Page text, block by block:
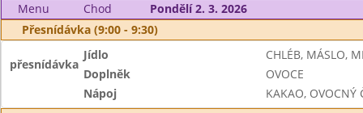
Menu Chod
Pondělí 2. 3. 2026
Přesnídávka (9:00 - 9:30)
přesnídávka
Jídlo
CHLÉB, MÁSLO,
Doplněk
OVOCE
Nápoj
KAKAO, OVOCNÝ